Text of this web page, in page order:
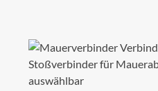
Bildergalerie überspringen